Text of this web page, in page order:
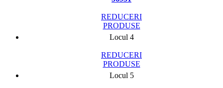
REDUCERI
PRODUSE
Locul 4
REDUCERI
PRODUSE
Locul 5